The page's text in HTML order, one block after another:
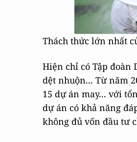
Thách thức lớn nhất
Hiện chỉ có Tập đoàn
dệt nhuộn... Từ năm
15 dự án may... với
dự án có khả năng
không đủ vốn đầu tư